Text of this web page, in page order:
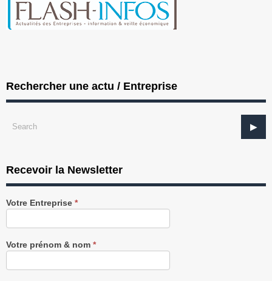
Rechercher une actu / Entreprise
Recevoir la Newsletter
Recevez
notre
gratuitement
Votre Entreprise *
Votre prénom & nom *